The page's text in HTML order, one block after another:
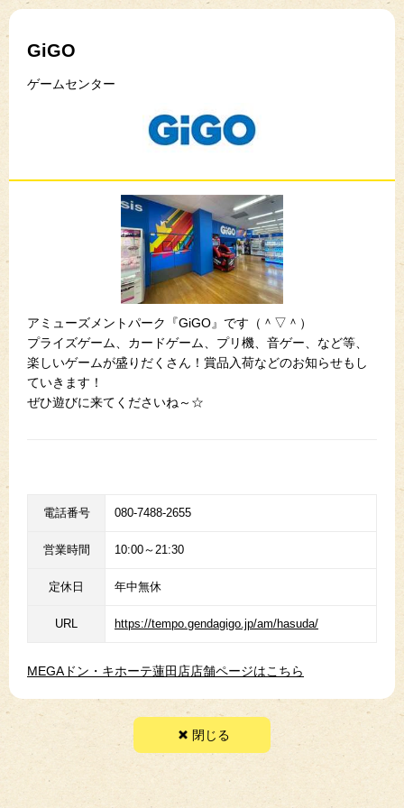
GiGO
ゲームセンター
アミューズメントパーク『GiGO』です（＾▽＾）
プライズゲーム、カードゲーム、プリ機、音ゲー、など等、
楽しいゲームが盛りだくさん！賞品入荷などのお知らせもし
ていきます！
ぜひ遊びに来てくださいね～☆
電話番号 080-7488-2655
営業時間 10:00～21:30
定休日 年中無休
URL https://tempo.gendagigo.jp/am/hasuda/
MEGAドン・キホーテ蓮田店店舗ページはこちら
閉じる